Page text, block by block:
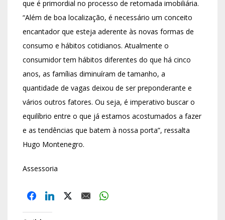
que é primordial no processo de retomada imobiliária.
“Além de boa localização, é necessário um conceito
encantador que esteja aderente às novas formas de
consumo e hábitos cotidianos. Atualmente o
consumidor tem hábitos diferentes do que há cinco
anos, as famílias diminuíram de tamanho, a
quantidade de vagas deixou de ser preponderante e
vários outros fatores. Ou seja, é imperativo buscar o
equilíbrio entre o que já estamos acostumados a fazer
e as tendências que batem à nossa porta”, ressalta
Hugo Montenegro.
Assessoria